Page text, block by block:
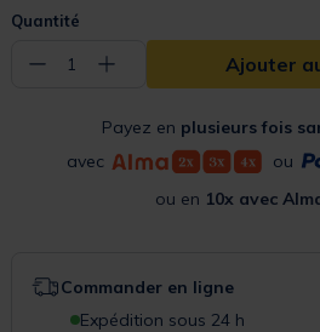
Quantité
− 1 + Ajouter
Payez en plusieurs fois
avec
ou
ou en 10x avec
Commander en ligne
Expédition sous 24 h